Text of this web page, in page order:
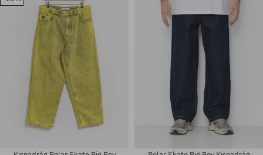
Elérhető méretek:
28X32; 30X30; 30X32; 32X30;
32X32; 34X34